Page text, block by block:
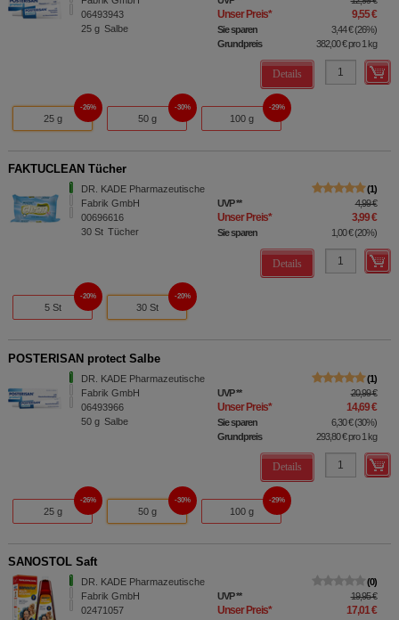
06493943
25 g Salbe
Unser Preis* 9,55 €
Sie sparen 3,44 €(26%)
Grundpreis
382,00 €pro 1 kg
Details
25 g
26%
50 g
30%
100 g
29%
FAKTUCLEAN Tücher
DR. KADE Pharmazeutische
Fabrik GmbH
00696616
30 St Tücher
1
UVP** 4,99 €
Unser Preis* 3,99 €
Sie sparen 1,00 €(20%)
Details
5 St
20%
30 St
20%
POSTERISAN protect Salbe
DR. KADE Pharmazeutische
Fabrik GmbH
06493966
50 g Salbe
1
UVP** 20,99 €
Unser Preis* 14,69 €
Sie sparen 6,30 €(30%)
Grundpreis
293,80 €pro 1 kg
Details
25 g
26%
50 g
30%
100 g
29%
SANOSTOL Saft
DR. KADE Pharmazeutische
Fabrik GmbH
02471057
0
UVP** 19,95 €
Unser Preis* 17,01 €